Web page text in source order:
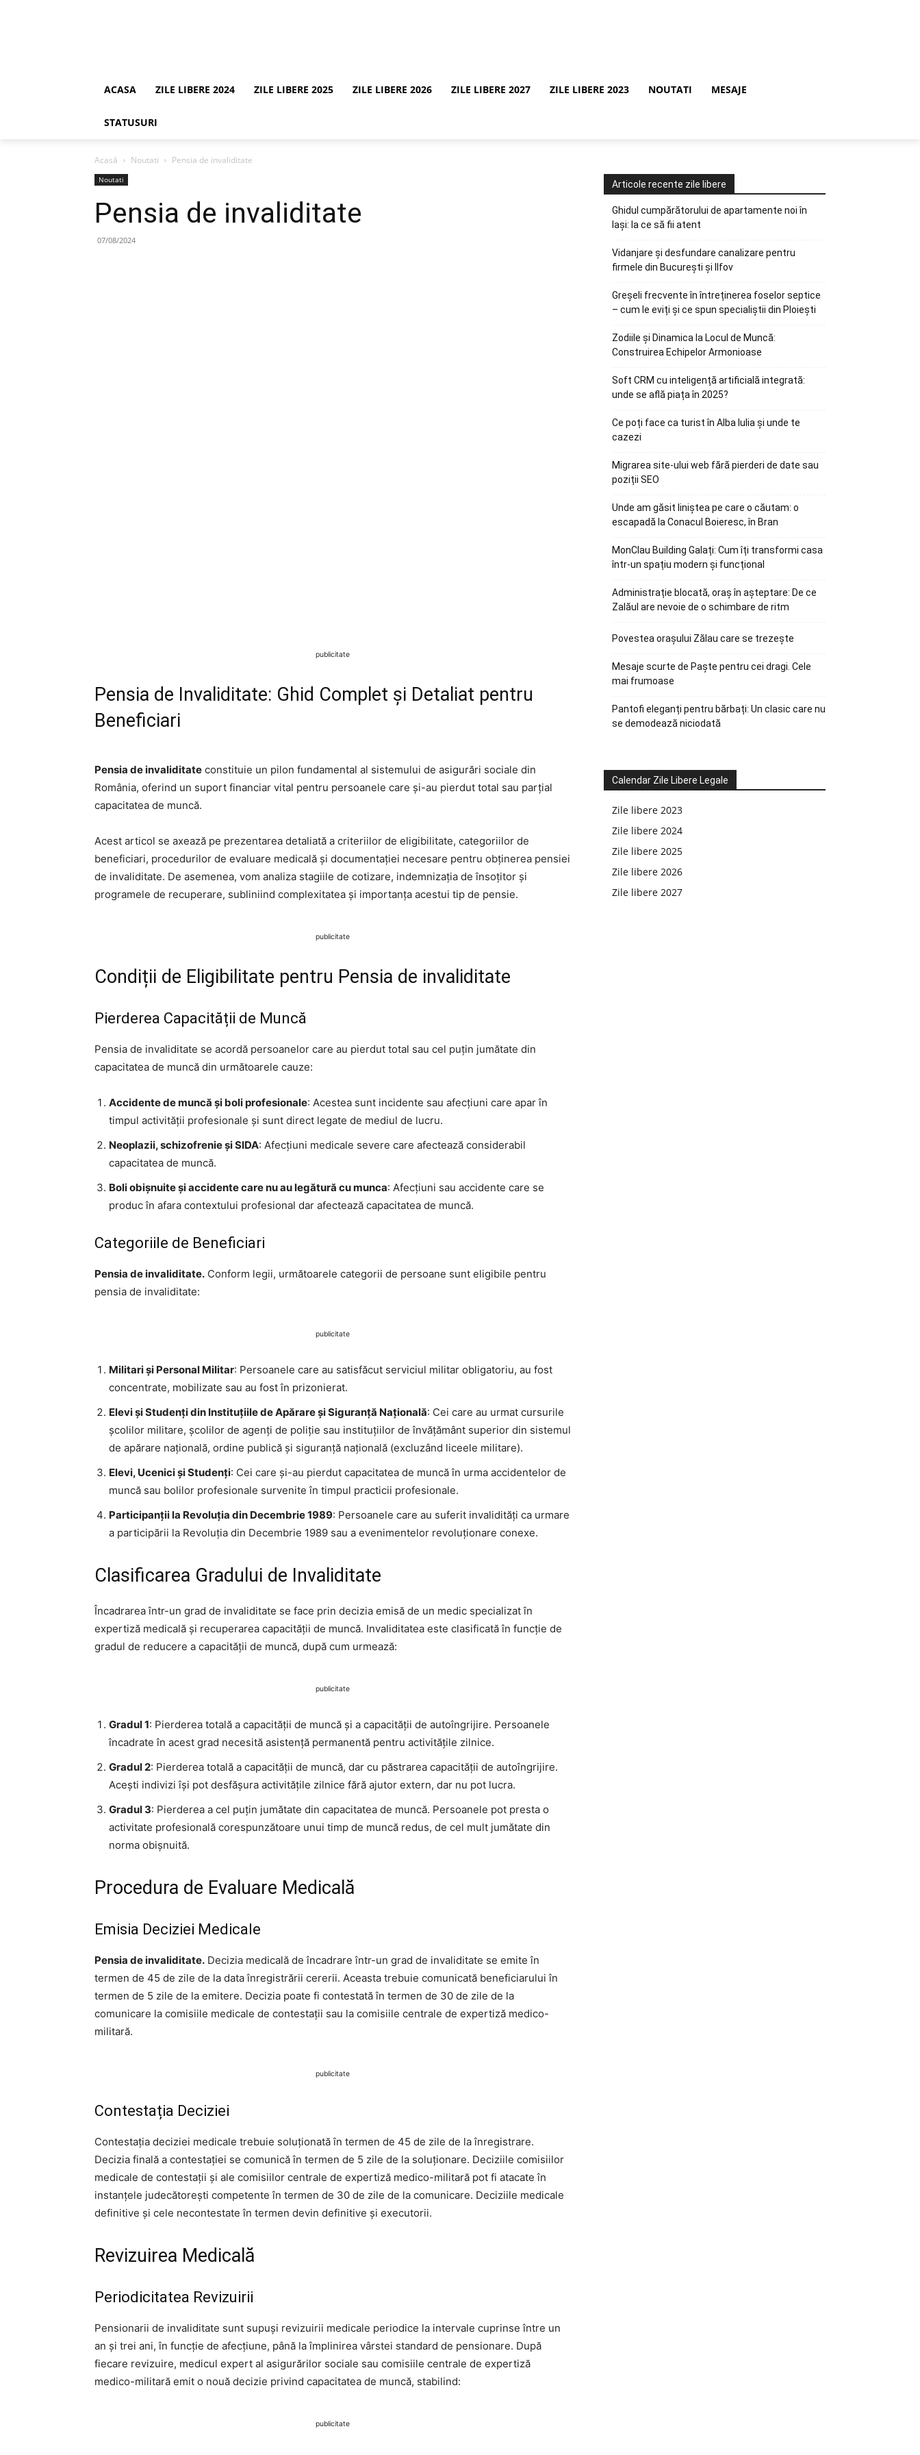
ACASA ZILE LIBERE 2024 ZILE LIBERE 2025 ZILE LIBERE 2026 ZILE LIBERE 2027 ZILE LIBERE 2023 NOUTATI MESAJE
STATUSURI
Acasă Noutati Pensia de invaliditate
Noutati
Pensia de invaliditate
07/08/2024
publicitate
Pensia de Invaliditate: Ghid Complet și Detaliat pentru
Beneficiari
Pensia de invaliditate constituie un pilon fundamental al sistemului de asigurări sociale din
România, oferind un suport financiar vital pentru persoanele care și-au pierdut total sau parțial
capacitatea de muncă.
Acest articol se axează pe prezentarea detaliată a criteriilor de eligibilitate, categoriilor de
beneficiari, procedurilor de evaluare medicală și documentației necesare pentru obținerea pensiei
de invaliditate. De asemenea, vom analiza stagiile de cotizare, indemnizația de însoțitor și
programele de recuperare, subliniind complexitatea și importanța acestui tip de pensie.
publicitate
Condiții de Eligibilitate pentru Pensia de invaliditate
Pierderea Capacității de Muncă
Pensia de invaliditate se acordă persoanelor care au pierdut total sau cel puțin jumătate din
capacitatea de muncă din următoarele cauze:
Accidente de muncă și boli profesionale: Acestea sunt incidente sau afecțiuni care apar în
timpul activității profesionale și sunt direct legate de mediul de lucru.
Neoplazii, schizofrenie și SIDA: Afecțiuni medicale severe care afectează considerabil
capacitatea de muncă.
Boli obișnuite și accidente care nu au legătură cu munca: Afecțiuni sau accidente care se
produc în afara contextului profesional dar afectează capacitatea de muncă.
Categoriile de Beneficiari
Pensia de invaliditate. Conform legii, următoarele categorii de persoane sunt eligibile pentru
pensia de invaliditate:
publicitate
Militari și Personal Militar: Persoanele care au satisfăcut serviciul militar obligatoriu, au fost
concentrate, mobilizate sau au fost în prizonierat.
Elevi și Studenți din Instituțiile de Apărare și Siguranță Națională: Cei care au urmat cursurile
școlilor militare, școlilor de agenți de poliție sau instituțiilor de învățământ superior din sistemul
de apărare națională, ordine publică și siguranță națională (excluzând liceele militare).
Elevi, Ucenici și Studenți: Cei care și-au pierdut capacitatea de muncă în urma accidentelor de
muncă sau bolilor profesionale survenite în timpul practicii profesionale.
Participanții la Revoluția din Decembrie 1989: Persoanele care au suferit invalidități ca urmare
a participării la Revoluția din Decembrie 1989 sau a evenimentelor revoluționare conexe.
Clasificarea Gradului de Invaliditate
Încadrarea într-un grad de invaliditate se face prin decizia emisă de un medic specializat în
expertiză medicală și recuperarea capacității de muncă. Invaliditatea este clasificată în funcție de
gradul de reducere a capacității de muncă, după cum urmează:
publicitate
Gradul 1: Pierderea totală a capacității de muncă și a capacității de autoîngrijire. Persoanele
încadrate în acest grad necesită asistență permanentă pentru activitățile zilnice.
Gradul 2: Pierderea totală a capacității de muncă, dar cu păstrarea capacității de autoîngrijire.
Acești indivizi își pot desfășura activitățile zilnice fără ajutor extern, dar nu pot lucra.
Gradul 3: Pierderea a cel puțin jumătate din capacitatea de muncă. Persoanele pot presta o
activitate profesională corespunzătoare unui timp de muncă redus, de cel mult jumătate din
norma obișnuită.
Procedura de Evaluare Medicală
Emisia Deciziei Medicale
Pensia de invaliditate. Decizia medicală de încadrare într-un grad de invaliditate se emite în
termen de 45 de zile de la data înregistrării cererii. Aceasta trebuie comunicată beneficiarului în
termen de 5 zile de la emitere. Decizia poate fi contestată în termen de 30 de zile de la
comunicare la comisiile medicale de contestații sau la comisiile centrale de expertiză medico-
militară.
publicitate
Contestația Deciziei
Contestația deciziei medicale trebuie soluționată în termen de 45 de zile de la înregistrare.
Decizia finală a contestației se comunică în termen de 5 zile de la soluționare. Deciziile comisiilor
medicale de contestații și ale comisiilor centrale de expertiză medico-militară pot fi atacate în
instanțele judecătorești competente în termen de 30 de zile de la comunicare. Deciziile medicale
definitive și cele necontestate în termen devin definitive și executorii.
Revizuirea Medicală
Periodicitatea Revizuirii
Pensionarii de invaliditate sunt supuși revizuirii medicale periodice la intervale cuprinse între un
an și trei ani, în funcție de afecțiune, până la împlinirea vârstei standard de pensionare. După
fiecare revizuire, medicul expert al asigurărilor sociale sau comisiile centrale de expertiză
medico-militară emit o nouă decizie privind capacitatea de muncă, stabilind:
publicitate
Articole recente zile libere
Ghidul cumpărătorului de apartamente noi în
Iași: la ce să fii atent
Vidanjare și desfundare canalizare pentru
firmele din București și Ilfov
Greșeli frecvente în întreținerea foselor septice
– cum le eviți și ce spun specialiștii din Ploiești
Zodiile și Dinamica la Locul de Muncă:
Construirea Echipelor Armonioase
Soft CRM cu inteligență artificială integrată:
unde se află piața în 2025?
Ce poți face ca turist în Alba Iulia și unde te
cazezi
Migrarea site-ului web fără pierderi de date sau
poziții SEO
Unde am găsit liniștea pe care o căutam: o
escapadă la Conacul Boieresc, în Bran
MonClau Building Galați: Cum îți transformi casa
într-un spațiu modern și funcțional
Administrație blocată, oraș în așteptare: De ce
Zalăul are nevoie de o schimbare de ritm
Povestea orașului Zălau care se trezește
Mesaje scurte de Paște pentru cei dragi. Cele
mai frumoase
Pantofi eleganți pentru bărbați: Un clasic care nu
se demodează niciodată
Calendar Zile Libere Legale
Zile libere 2023
Zile libere 2024
Zile libere 2025
Zile libere 2026
Zile libere 2027